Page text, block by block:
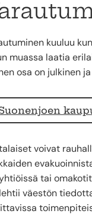
kuuluu
muassa laatia
osa on julkinen
voivat
tai
väestön